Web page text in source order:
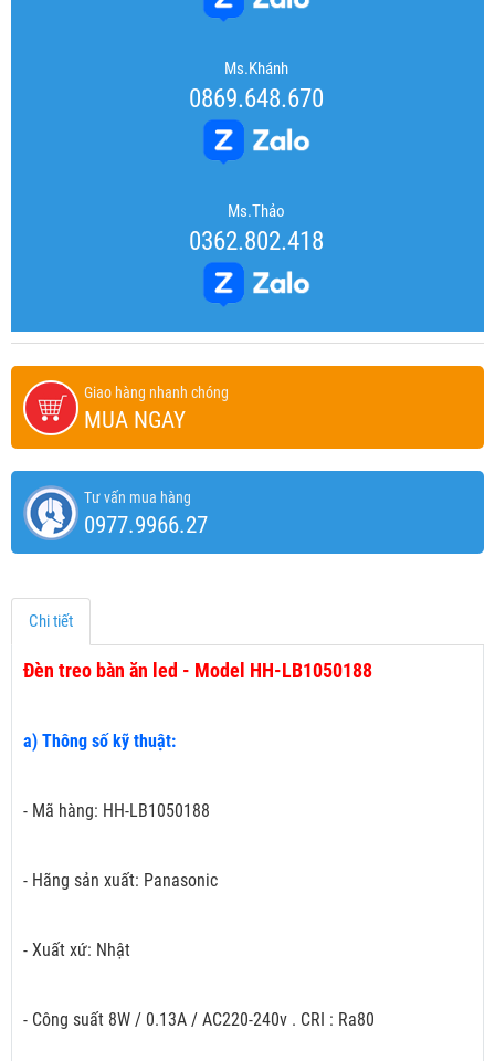
Ms.Khánh
0869.648.670
Ms.Thảo
0362.802.418
Giao hàng nhanh chóng
MUA NGAY
Tư vấn mua hàng
0977.9966.27
Chi tiết
Đèn treo bàn ăn led - Model HH-LB1050188
a) Thông số kỹ thuật:
- Mã hàng: HH-LB1050188
- Hãng sản xuất: Panasonic
- Xuất xứ: Nhật
- Công suất 8W / 0.13A / AC220-240v . CRI : Ra80